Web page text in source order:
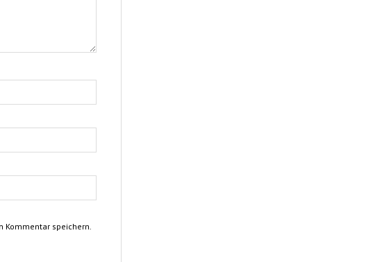
Kommentar speichern.